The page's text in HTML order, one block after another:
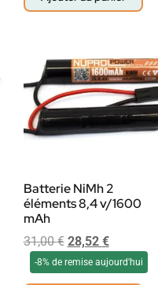
Batterie NiMh 2
éléments 8,4 v/1600
mAh
31,00€ 28,52 €
-8% de remise aujourd'hui